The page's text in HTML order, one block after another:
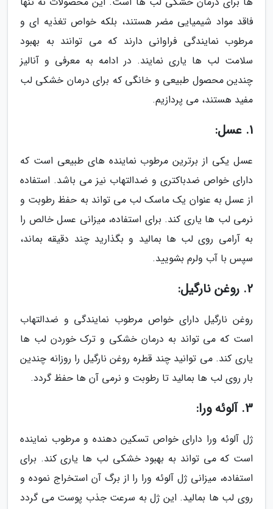
فاقد مواد شیمیایی مضر هستند، بلکه خواص تغذیه ای و
مرطوب نمایندگی فراوانی دارند که می توانند به بهبود
سلامت لب ها یاری نمایند. در ادامه به معرفی و آنالیز
چندین محصول طبیعی و خانگی که برای درمان خشکی لب
مفید هستند، می پردازیم.
1. عسل:
عسل یکی از برترین مرطوب نماینده های طبیعی است که
دارای خواص ضدباکتری و ضدالتهاب نیز می باشد. استفاده
از عسل به عنوان یک ماسک لب می تواند به حفظ رطوبت و
نرمی لب ها یاری کند. برای استفاده، میزانی عسل خالص را
به آرامی روی لب ها بمالید و بگذارید چند دقیقه بماند،
سپس با آب ولرم بشویید.
2. روغن نارگیل:
روغن نارگیل دارای خواص مرطوب نمایندگی و ضدالتهاب
است که می تواند به درمان خشکی و ترک خوردن لب ها
یاری کند. می توانید چند قطره روغن نارگیل را روزانه چندین
بار روی لب ها بمالید تا رطوبت و نرمی آن ها حفظ گردد.
3. آلوئه ورا:
ژل آلوئه ورا دارای خواص تسکین دهنده و مرطوب نماینده
است که می تواند به بهبود خشکی لب ها یاری کند. برای
استفاده، میزانی ژل آلوئه ورا را از برگ آن استخراج نموده و
روی لب ها بمالید. این ژل به سرعت جذب پوست می گردد